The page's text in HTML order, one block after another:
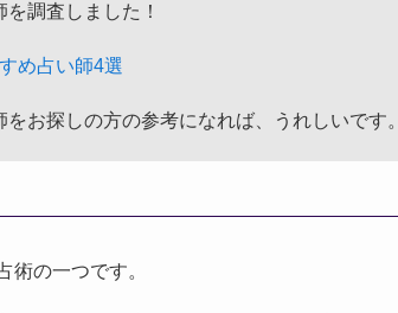
調査しました！
め占い師4選
お探しの方の参考になれば、うれしいです。
術の一つです。